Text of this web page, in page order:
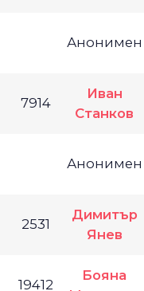
Анонимен
7914
Иван
Станков
Анонимен
2531
Димитър
Янев
19412
Бояна